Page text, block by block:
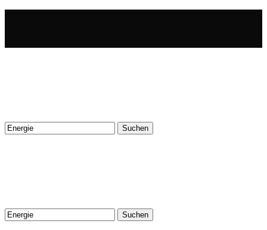
Suchen
nach:
Suchen
nach: